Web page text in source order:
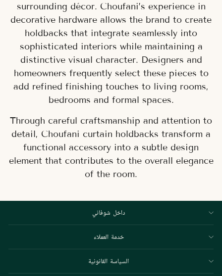
surrounding décor. Choufani’s experience in
decorative hardware allows the brand to create
holdbacks that integrate seamlessly into
sophisticated interiors while maintaining a
distinctive visual character. Designers and
homeowners frequently select these pieces to
add refined finishing touches to living rooms,
bedrooms and formal spaces.
Through careful craftsmanship and attention to
detail, Choufani curtain holdbacks transform a
functional accessory into a subtle design
element that contributes to the overall elegance
of the room.
داخل شوفاني
خدمة العملاء
السياسة القانونية